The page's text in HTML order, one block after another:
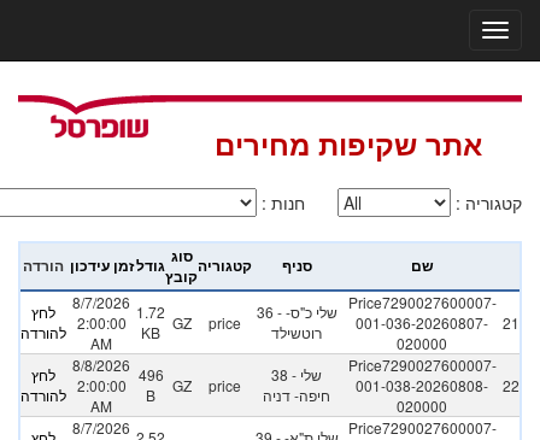
אתר שקיפות מחירים
: חנות : קטגוריה
הורדה זמן עידכוןגודל סוג
קובץקטגוריה סניף שם
לחץ
להורדה
8/7/2026
2:00:00
AM
1.72
KB GZ price
36 - שלי כ"ס-
רוטשילד
Price7290027600007-
001-036-20260807-
020000
21
לחץ
להורדה
8/8/2026
2:00:00
AM
496
B
GZ price
38 - שלי
חיפה- דניה
Price7290027600007-
001-038-20260808-
020000
22
8/7/2026
Price7290027600007-